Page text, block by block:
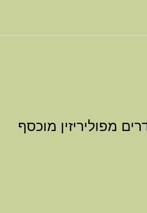
מפוליריזין מוכסף